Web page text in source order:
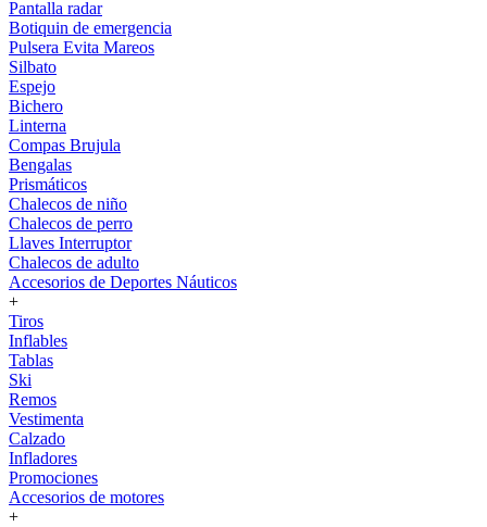
Pantalla radar
Botiquin de emergencia
Pulsera Evita Mareos
Silbato
Espejo
Bichero
Linterna
Compas Brujula
Bengalas
Prismáticos
Chalecos de niño
Chalecos de perro
Llaves Interruptor
Chalecos de adulto
Accesorios de Deportes Náuticos
+
Tiros
Inflables
Tablas
Ski
Remos
Vestimenta
Calzado
Infladores
Promociones
Accesorios de motores
+